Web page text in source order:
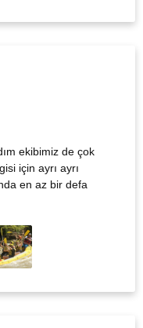
ekibimiz de çok
için ayrı ayrı
en az bir defa